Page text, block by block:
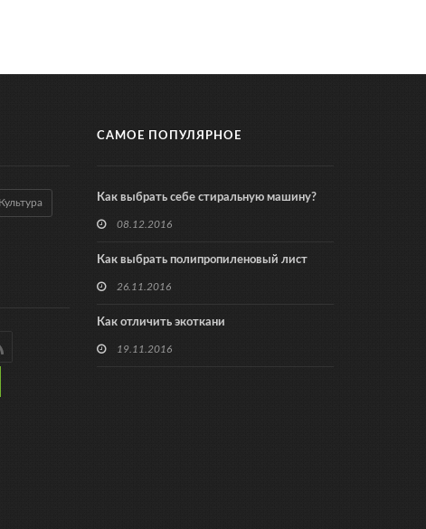
Культура
САМОЕ ПОПУЛЯРНОЕ
Как выбрать себе стиральную машину?
08.12.2016
Как выбрать полипропиленовый лист
26.11.2016
Как отличить экоткани
19.11.2016